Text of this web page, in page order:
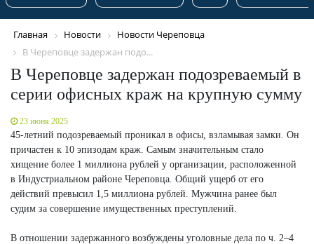
Главная Новости
Новости Череповца
В Череповце задержан подо...
В Череповце задержан подозреваемый в
серии офисных краж на крупную сумму
23 июня 2025
45-летний подозреваемый проникал в офисы, взламывая замки. Он
причастен к 10 эпизодам краж. Самым значительным стало
хищение более 1 миллиона рублей у организации, расположенной
в Индустриальном районе Череповца. Общий ущерб от его
действий превысил 1,5 миллиона рублей. Мужчина ранее был
судим за совершение имущественных преступлений.
В отношении задержанного возбуждены уголовные дела по ч. 2–4